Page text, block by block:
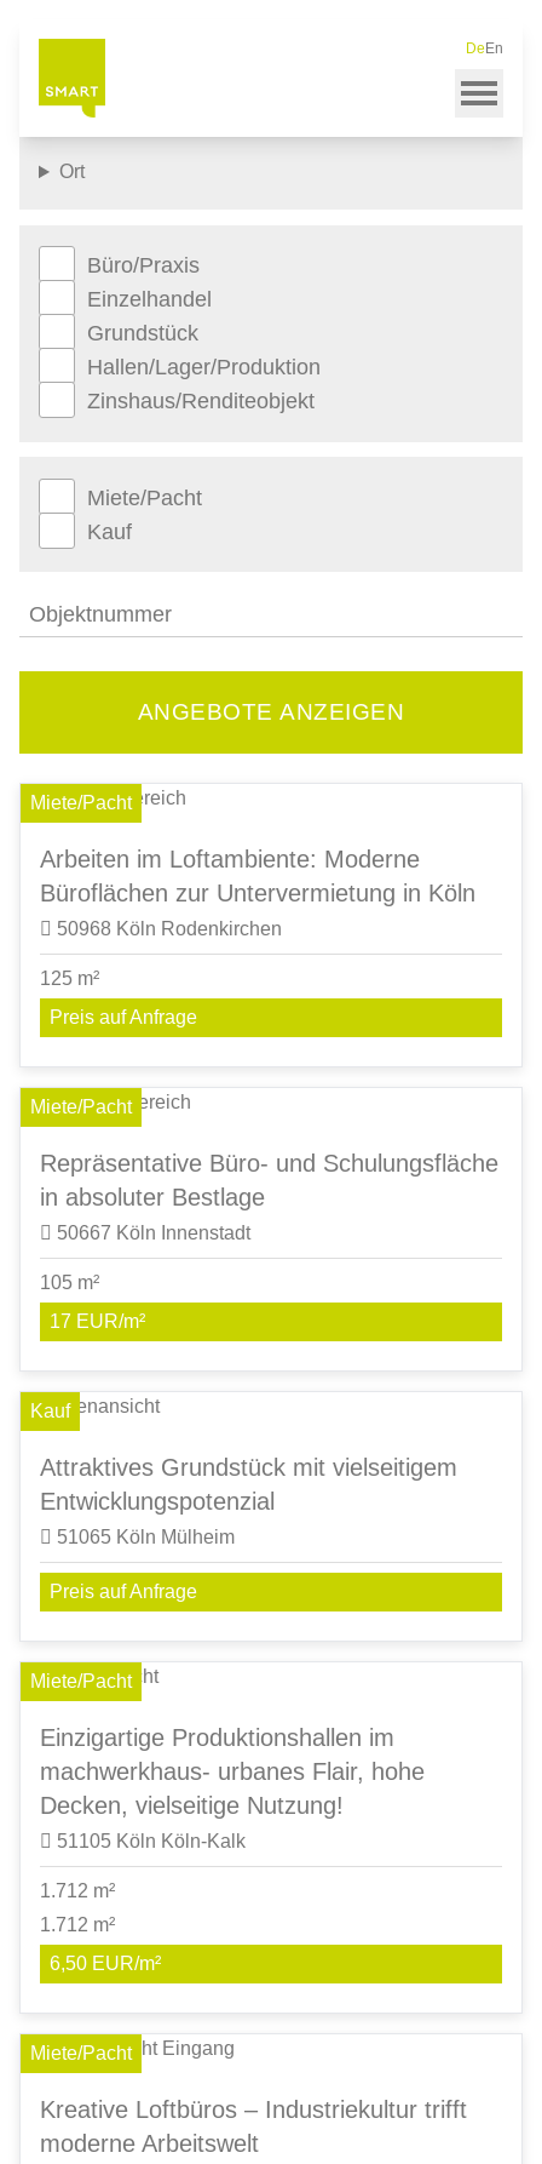
Inhalt
De En
Ort
Büro/Praxis
Einzelhandel
Grundstück
Hallen/Lager/Produktion
Zinshaus/Renditeobjekt
Miete/Pacht
Kauf
Objektnummer
Miete/Pacht
Arbeiten im Loftambiente: Moderne
Büroflächen zur Untervermietung in Köln
50968 Köln Rodenkirchen
125 m²
Preis auf Anfrage
Miete/Pacht
Repräsentative Büro- und Schulungsfläche
in absoluter Bestlage
50667 Köln Innenstadt
105 m²
17 EUR/m²
Kauf
Attraktives Grundstück mit vielseitigem
Entwicklungspotenzial
51065 Köln Mülheim
Preis auf Anfrage
Miete/Pacht
Einzigartige Produktionshallen im
machwerkhaus- urbanes Flair, hohe
Decken, vielseitige Nutzung!
51105 Köln Köln-Kalk
1.712 m²
1.712 m²
6,50 EUR/m²
Miete/Pacht
Kreative Loftbüros – Industriekultur trifft
moderne Arbeitswelt